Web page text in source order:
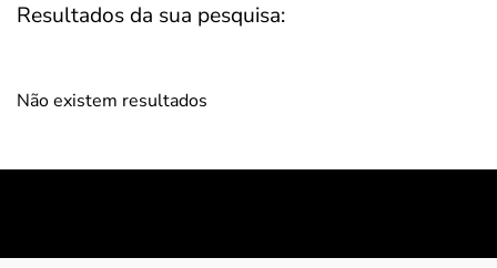
Resultados da sua pesquisa:
Não existem resultados